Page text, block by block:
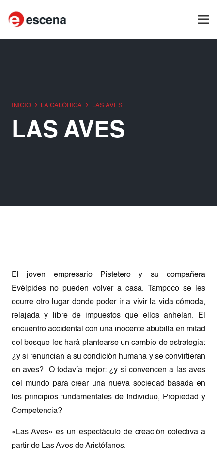
INICIO LA CALÒRICA LAS AVES
LAS AVES
El joven empresario Pistetero y su compañera
Evélpides no pueden volver a casa. Tampoco se les
ocurre otro lugar donde poder ir a vivir la vida cómoda,
relajada y libre de impuestos que ellos anhelan. El
encuentro accidental con una inocente abubilla en mitad
del bosque les hará plantearse un cambio de estrategia:
¿y si renuncian a su condición humana y se convirtieran
en aves? O todavía mejor: ¿y si convencen a las aves
del mundo para crear una nueva sociedad basada en
los principios fundamentales de Individuo, Propiedad y
Competencia?
«Las Aves» es un espectáculo de creación colectiva a
partir de Las Aves de Aristófanes.